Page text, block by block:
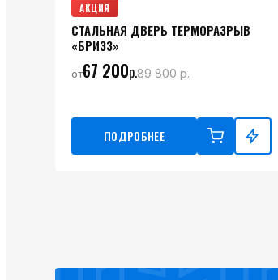
АКЦИЯ
СТАЛЬНАЯ ДВЕРЬ ТЕРМОРАЗРЫВ
«БРИЗЗ»
от67 200р.89 800р.
ПОДРОБНЕЕ